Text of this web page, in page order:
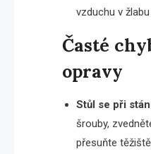
vzduchu v
Časté
opravy
Stůl se při
šrouby,
přesuňte